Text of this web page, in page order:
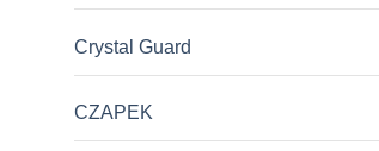
Crystal Guard
CZAPEK